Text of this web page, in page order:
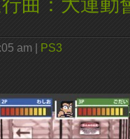
曲：大運動
am | PS3